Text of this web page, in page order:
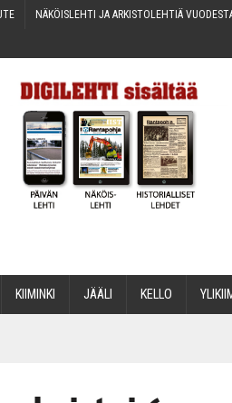
NÄKÖIS­LEH­TI JA ARKIS­TO­LEH­TIÄ
KII­MIN­KI JÄÄ­LI KEL­LO